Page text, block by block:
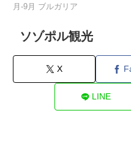
月-9月 ブルガリア
ソゾポル観光
X
LINE